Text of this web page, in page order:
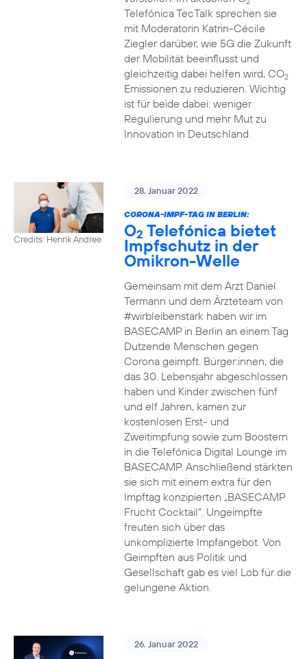
Telefónica TecTalk sprechen sie
mit Moderatorin Katrin-Cécile
Ziegler darüber, wie 5G die Zukunft
der Mobilität beeinflusst und
gleichzeitig dabei helfen wird, CO2
Emissionen zu reduzieren. Wichtig
ist für beide dabei: weniger
Regulierung und mehr Mut zu
Innovation in Deutschland.
Credits: Henrik Andree
28. Januar 2022
CORONA-IMPF-TAG IN BERLIN:
O2 Telefónica bietet
Impfschutz in der
Omikron-Welle
Gemeinsam mit dem Arzt Daniel
Termann und dem Ärzteteam von
#wirbleibenstark haben wir im
BASECAMP in Berlin an einem Tag
Dutzende Menschen gegen
Corona geimpft. Bürger:innen, die
das 30. Lebensjahr abgeschlossen
haben und Kinder zwischen fünf
und elf Jahren, kamen zur
kostenlosen Erst- und
Zweitimpfung sowie zum Boostern
in die Telefónica Digital Lounge im
BASECAMP. Anschließend stärkten
sie sich mit einem extra für den
Impftag konzipierten „BASECAMP
Frucht Cocktail“. Ungeimpfte
freuten sich über das
unkomplizierte Impfangebot. Von
Geimpften aus Politik und
Gesellschaft gab es viel Lob für die
gelungene Aktion.
26. Januar 2022